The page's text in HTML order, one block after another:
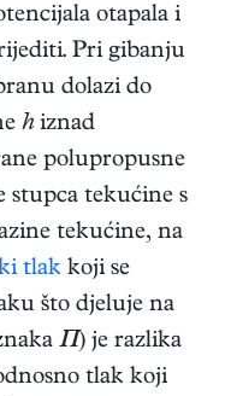
otapala i
Pri gibanju
dolazi do
hiznad
polupropusne
stupca tekućine s
tekućine, na
tlak koji se
što djeluje na
Π) je razlika
tlak koji